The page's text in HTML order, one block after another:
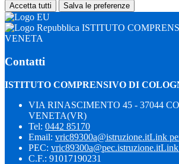
Accetta tutti Salva le preferenze
ISTITUTO
VENETA
Contatti
ISTITUTO COMPRENSIVO DI
VIA RINASCIMENTO 45 - 37044
VENETA(VR)
Tel: 0442 85170
Email: vric89300a@istruzione.itLink
PEC: vric89300a@pec.istruzione.itLink
C.F.: 91017190231